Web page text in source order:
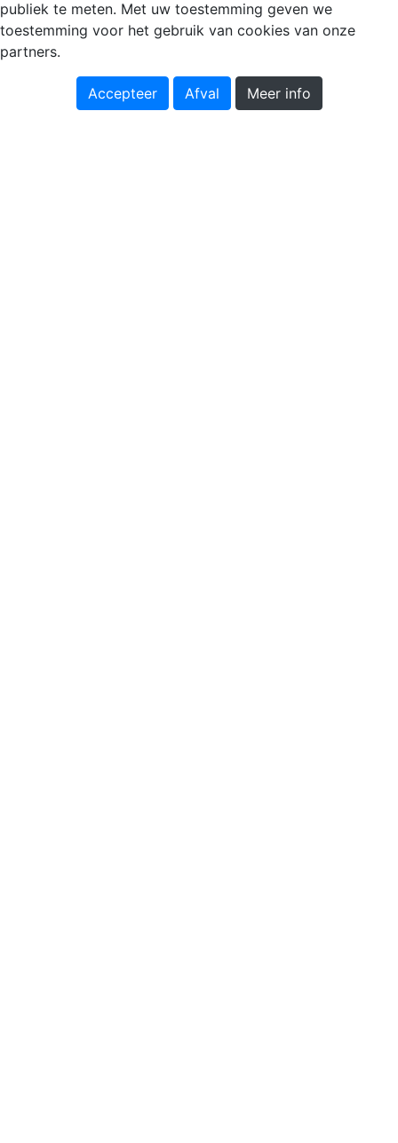
publiek te meten. Met uw toestemming geven we
toestemming voor het gebruik van cookies van onze
partners.
Accepteer Afval Meer info